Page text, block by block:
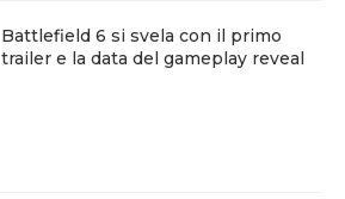
Battlefield 6 si svela con il primo
trailer e la data del gameplay reveal